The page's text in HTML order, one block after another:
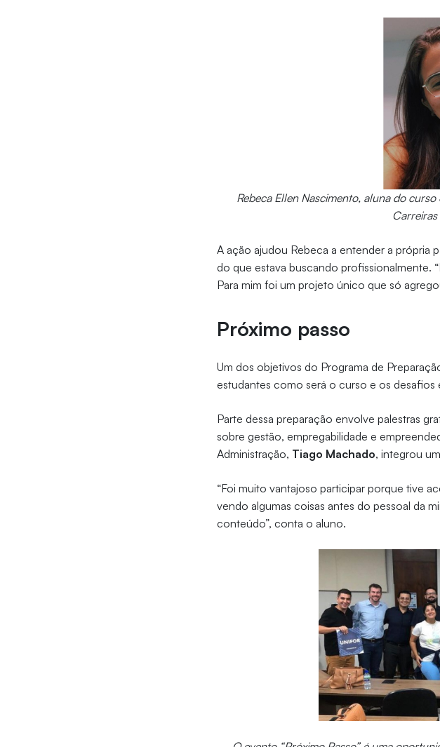
Rebeca Ellen Nascimento, aluna do
A ação ajudou Rebeca a entender a própria
do que estava buscando profissionalmente.
Para mim foi um projeto único que só
Próximo passo
Um dos objetivos do Programa de
estudantes como será o curso e os
Parte dessa preparação envolve palestras
sobre gestão, empregabilidade e
Administração, Tiago Machado, integrou
“Foi muito vantajoso participar porque tive
vendo algumas coisas antes do pessoal da
conteúdo”, conta o aluno.